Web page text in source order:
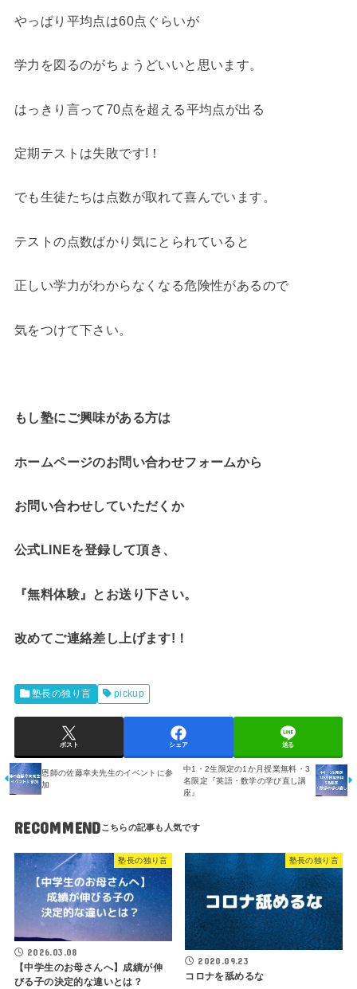
やっぱり平均点は60点ぐらいが
学力を図るのがちょうどいいと思います。
はっきり言って70点を超える平均点が出る
定期テストは失敗です!！
でも生徒たちは点数が取れて喜んでいます。
テストの点数ばかり気にとられていると
正しい学力がわからなくなる危険性があるので
気をつけて下さい。
もし塾にご興味がある方は
ホームページのお問い合わせフォームから
お問い合わせしていただくか
公式LINEを登録して頂き、
『無料体験』とお送り下さい。
改めてご連絡差し上げます!！
塾長の独り言 pickup
ポスト シェア 送る
恩師の佐藤幸夫先生のイベントに参
加
中1・2生限定の1か月授業無料・3
名限定『英語・数学の学び直し講
座』
RECOMMEND
塾長の独り言
2026.03.08
【中学生のお母さんへ】成績が伸
びる子の決定的な違いとは？
塾長の独り言
2020.09.23
コロナを舐めるな